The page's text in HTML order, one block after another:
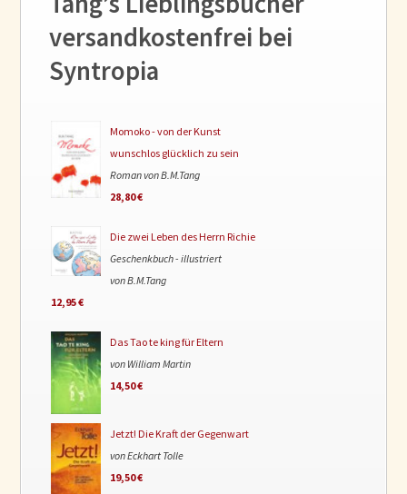
versandkostenfrei bei
Syntropia
Momoko - von der Kunst
wunschlos glücklich zu sein
Roman von B.M.Tang
28,80 €
Die zwei Leben des Herrn Richie
Geschenkbuch - illustriert
von B.M.Tang
12,95 €
Das Tao te king für Eltern
von William Martin
14,50 €
Jetzt! Die Kraft der Gegenwart
von Eckhart Tolle
19,50 €